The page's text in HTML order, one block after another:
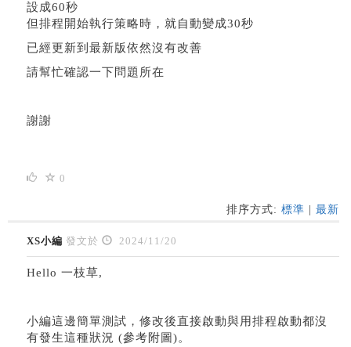
設成60秒
但排程開始執行策略時，就自動變成30秒
已經更新到最新版依然沒有改善
請幫忙確認一下問題所在
謝謝
0
排序方式: 標準 最新
XS小編 發文於 2024/11/20
Hello 一枝草,
小編這邊簡單測試，修改後直接啟動與用排程啟動都沒
有發生這種狀況 (參考附圖)。